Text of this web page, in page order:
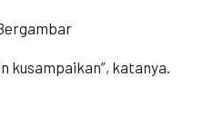
kusampaikan”, katanya.